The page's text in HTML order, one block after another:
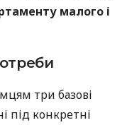
малого і
три базові
під конкретні